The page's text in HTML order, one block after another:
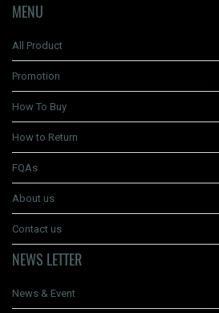
MENU
All Product
Promotion
How To Buy
How to Return
FQAs
About us
Contact us
NEWS LETTER
News & Event